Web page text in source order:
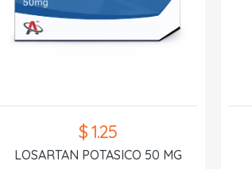
$ 1.25
LOSARTAN POTASICO 50 MG